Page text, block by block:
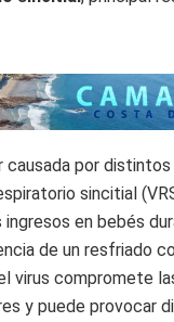
causada por distintos
sincitial
en bebés
de un resfriado
virus compromete
y puede provocar